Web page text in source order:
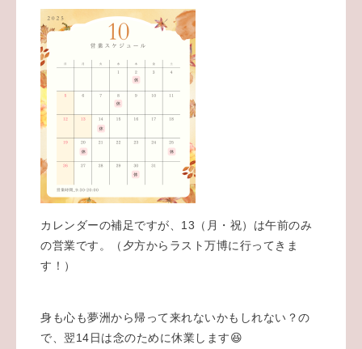
カレンダーの補足ですが、13（月・祝）は午前のみ
の営業です。（夕方からラスト万博に行ってきま
す！）
身も心も夢洲から帰って来れないかもしれない？の
で、翌14日は念のために休業します😆